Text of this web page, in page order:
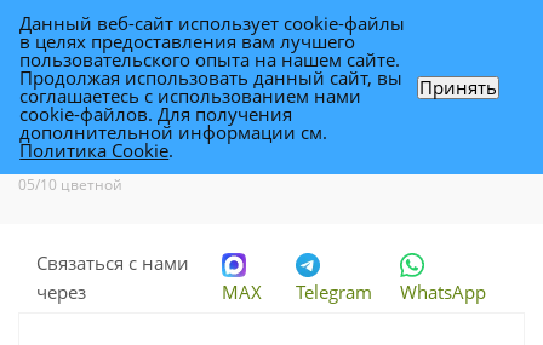
Кактус Эхиногрузони 05/10 цветной
Каталог - Растения -
05/10 цветной
Связаться с нами
через
MAX Telegram WhatsApp
Данный веб-сайт использует cookie-файлы
в целях предоставления вам лучшего
пользовательского опыта на нашем сайте.
Продолжая использовать данный сайт, вы
соглашаетесь с использованием нами
cookie-файлов. Для получения
дополнительной информации см.
Политика Cookie.
Принять